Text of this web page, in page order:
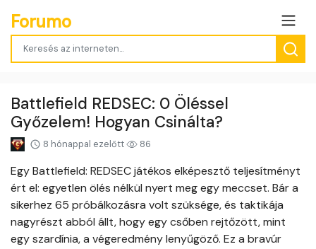
Forumo
Battlefield REDSEC: 0 Öléssel
Győzelem! Hogyan Csinálta?
8 hónappal ezelőtt 86
Egy Battlefield: REDSEC játékos elképesztő teljesítményt
ért el: egyetlen ölés nélkül nyert meg egy meccset. Bár a
sikerhez 65 próbálkozásra volt szüksége, és taktikája
nagyrészt abból állt, hogy egy csőben rejtőzött, mint
egy szardínia, a végeredmény lenyűgöző. Ez a bravúr